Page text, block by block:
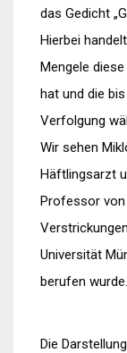
das Gedicht
Hierbei
Mengele
hat und die
Verfolgung
Wir sehen
Häftlingsarzt
Professor
Universität
berufen wurde.
Die